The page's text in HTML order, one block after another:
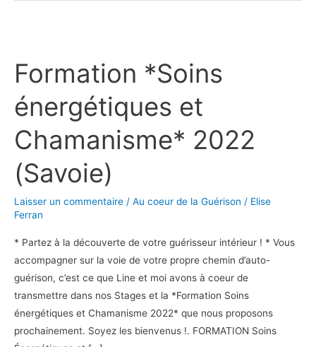
Formation *Soins
énergétiques et
Chamanisme* 2022
(Savoie)
Laisser un commentaire / Au coeur de la Guérison / Elise
Ferran
* Partez à la découverte de votre guérisseur intérieur ! * Vous
accompagner sur la voie de votre propre chemin d’auto-
guérison, c’est ce que Line et moi avons à coeur de
transmettre dans nos Stages et la *Formation Soins
énergétiques et Chamanisme 2022* que nous proposons
prochainement. Soyez les bienvenus !. FORMATION Soins
énergétiques
et
Chamanisme*
(Savoie)